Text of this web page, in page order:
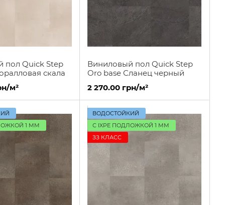
пол Quick Step
скала
м²
Виниловый пол Quick Step
Oro base Сланец черный
2 270.00 грн/м²
1 ММ
ВОДОСТОЙКИЙ
С IXPE ПОДЛОЖКОЙ 1 ММ
ЗЗ КЛАСС